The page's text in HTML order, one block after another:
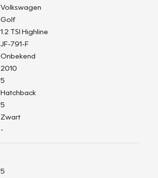
Volkswagen
Golf
1.2 TSI Highline
JF-791-F
Onbekend
2010
5
Hatchback
5
Zwart
-
5